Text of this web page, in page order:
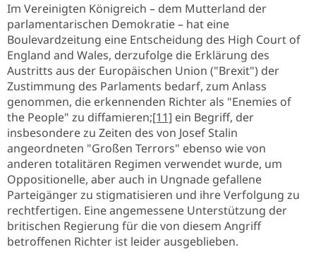
Im Vereinigten Königreich – dem Mutterland der
parlamentarischen Demokratie – hat eine
Boulevardzeitung eine Entscheidung des High Court of
England and Wales, derzufolge die Erklärung des
Austritts aus der Europäischen Union ("Brexit") der
Zustimmung des Parlaments bedarf, zum Anlass
genommen, die erkennenden Richter als "Enemies of
the People" zu diffamieren;[11] ein Begriff, der
insbesondere zu Zeiten des von Josef Stalin
angeordneten "Großen Terrors" ebenso wie von
anderen totalitären Regimen verwendet wurde, um
Oppositionelle, aber auch in Ungnade gefallene
Parteigänger zu stigmatisieren und ihre Verfolgung zu
rechtfertigen. Eine angemessene Unterstützung der
britischen Regierung für die von diesem Angriff
betroffenen Richter ist leider ausgeblieben.